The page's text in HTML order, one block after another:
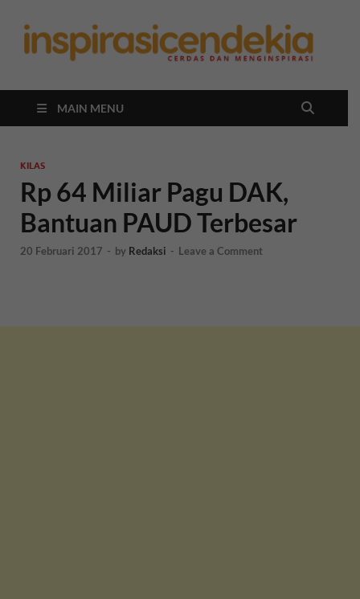
MAIN MENU
KILAS
Rp 64 Miliar Pagu DAK,
Bantuan PAUD Terbesar
20 Februari 2017 - by Redaksi - Leave a Comment